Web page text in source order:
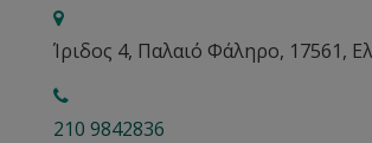
Ίριδος 4, Παλαιό Φάληρο, 17561,
210 9842836